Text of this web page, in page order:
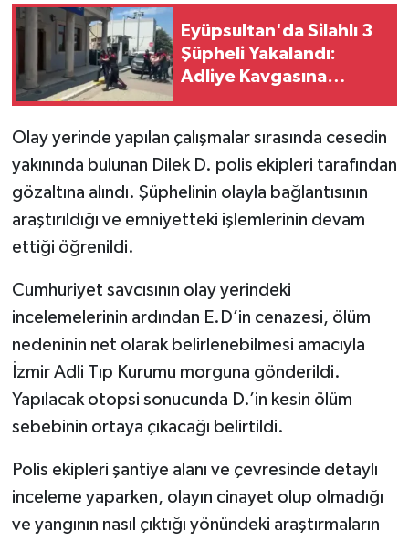
Eyüpsultan'da Silahlı 3
Şüpheli Yakalandı:
Adliye Kavgasına
Olay yerinde yapılan çalışmalar sırasında cesedin
yakınında bulunan Dilek D. polis ekipleri tarafından
gözaltına alındı. Şüphelinin olayla bağlantısının
araştırıldığı ve emniyetteki işlemlerinin devam
ettiği öğrenildi.
Cumhuriyet savcısının olay yerindeki
incelemelerinin ardından E.D’in cenazesi, ölüm
nedeninin net olarak belirlenebilmesi amacıyla
İzmir Adli Tıp Kurumu morguna gönderildi.
Yapılacak otopsi sonucunda D.’in kesin ölüm
sebebinin ortaya çıkacağı belirtildi.
Polis ekipleri şantiye alanı ve çevresinde detaylı
inceleme yaparken, olayın cinayet olup olmadığı
ve yangının nasıl çıktığı yönündeki araştırmaların